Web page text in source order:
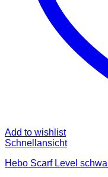
Add to wishlist
Schnellansicht
Hebo Scarf Level